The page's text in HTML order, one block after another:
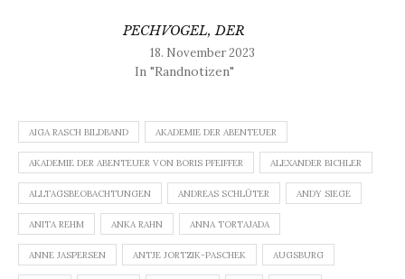
PECHVOGEL, DER
18. November 2023
In "Randnotizen"
AIGA RASCH BILDBAND AKADEMIE DER ABENTEUER
AKADEMIE DER ABENTEUER VON BORIS PFEIFFER ALEXANDER BICHLER
ALLTAGSBEOBACHTUNGEN ANDREAS SCHLÜTER ANDY SIEGE
ANITA REHM ANKA RAHN ANNA TORTAJADA
ANNE JASPERSEN ANTJE JORTZIK-PASCHEK AUGSBURG